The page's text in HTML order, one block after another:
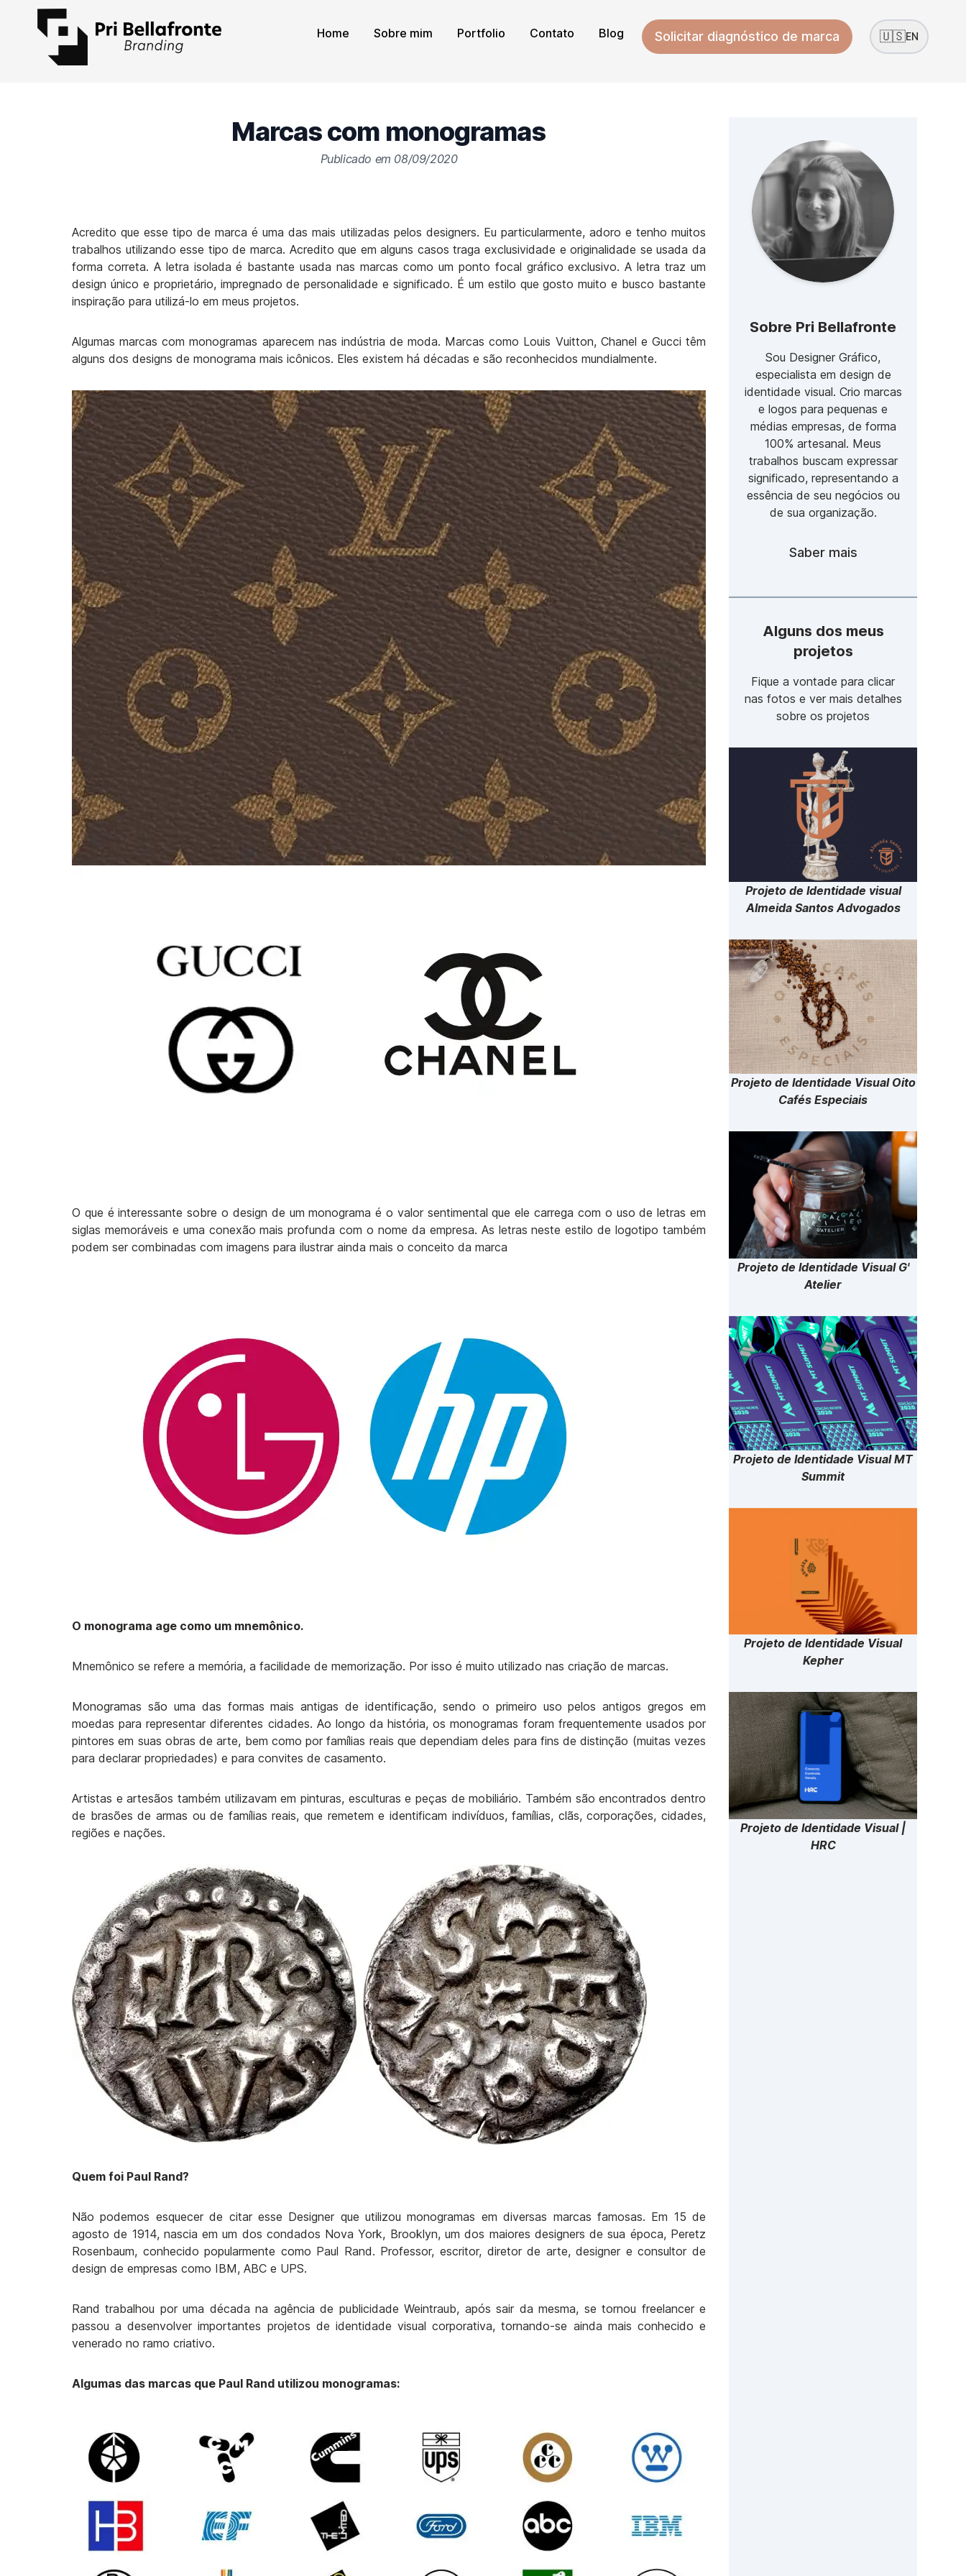
Home Sobre mim Portfolio Contato Blog Solicitar diagnóstico de marca 🇺🇸EN
Marcas com monogramas
Publicado em 08/09/2020
Acredito que esse tipo de marca é uma das mais utilizadas pelos designers. Eu particularmente, adoro e tenho muitos
trabalhos utilizando esse tipo de marca. Acredito que em alguns casos traga exclusividade e originalidade se usada da
forma correta. A letra isolada é bastante usada nas marcas como um ponto focal gráfico exclusivo. A letra traz um
design único e proprietário, impregnado de personalidade e significado. É um estilo que gosto muito e busco bastante
inspiração para utilizá-lo em meus projetos.
Algumas marcas com monogramas aparecem nas indústria de moda. Marcas como Louis Vuitton, Chanel e Gucci têm
alguns dos designs de monograma mais icônicos. Eles existem há décadas e são reconhecidos mundialmente.
O que é interessante sobre o design de um monograma é o valor sentimental que ele carrega com o uso de letras em
siglas memoráveis e uma conexão mais profunda com o nome da empresa. As letras neste estilo de logotipo também
podem ser combinadas com imagens para ilustrar ainda mais o conceito da marca
O monograma age como um mnemônico.
Mnemônico se refere a memória, a facilidade de memorização. Por isso é muito utilizado nas criação de marcas.
Monogramas são uma das formas mais antigas de identificação, sendo o primeiro uso pelos antigos gregos em
moedas para representar diferentes cidades. Ao longo da história, os monogramas foram frequentemente usados por
pintores em suas obras de arte, bem como por famílias reais que dependiam deles para fins de distinção (muitas vezes
para declarar propriedades) e para convites de casamento.
Artistas e artesãos também utilizavam em pinturas, esculturas e peças de mobiliário. Também são encontrados dentro
de brasões de armas ou de famílias reais, que remetem e identificam indivíduos, famílias, clãs, corporações, cidades,
regiões e nações.
Quem foi Paul Rand?
Não podemos esquecer de citar esse Designer que utilizou monogramas em diversas marcas famosas. Em 15 de
agosto de 1914, nascia em um dos condados Nova York, Brooklyn, um dos maiores designers de sua época, Peretz
Rosenbaum, conhecido popularmente como Paul Rand. Professor, escritor, diretor de arte, designer e consultor de
design de empresas como IBM, ABC e UPS.
Rand trabalhou por uma década na agência de publicidade Weintraub, após sair da mesma, se tornou freelancer e
passou a desenvolver importantes projetos de identidade visual corporativa, tornando-se ainda mais conhecido e
venerado no ramo criativo.
Algumas das marcas que Paul Rand utilizou monogramas:
Sobre Pri Bellafronte
Sou Designer Gráfico,
especialista em design de
identidade visual. Crio marcas
e logos para pequenas e
médias empresas, de forma
100% artesanal. Meus
trabalhos buscam expressar
significado, representando a
essência de seu negócios ou
de sua organização.
Saber mais
Alguns dos meus
projetos
Fique a vontade para clicar
nas fotos e ver mais detalhes
sobre os projetos
Projeto de Identidade visual
Almeida Santos Advogados
Projeto de Identidade Visual Oito
Cafés Especiais
Projeto de Identidade Visual G'
Atelier
Projeto de Identidade Visual MT
Summit
Projeto de Identidade Visual
Kepher
Projeto de Identidade Visual |
HRC